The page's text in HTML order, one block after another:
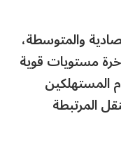
والمتوسطة،
مستويات قوية
المستهلكين
المرتبطة